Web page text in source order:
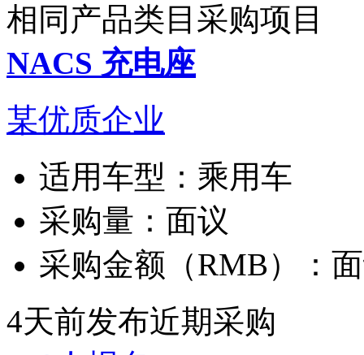
相同产品类目采购项目
NACS 充电座
某优质企业
适用车型： 乘用车
采购量： 面议
采购金额（RMB）：
4天前发布近期采购